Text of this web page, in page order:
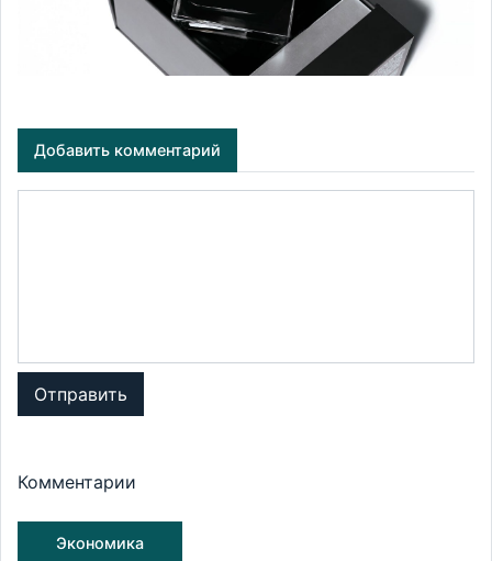
Добавить комментарий
Отправить
Комментарии
Экономика